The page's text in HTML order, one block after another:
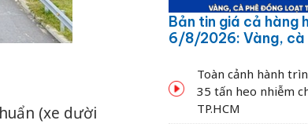
(xe dười
Bản tin giá cả hàng
6/8/2026: Vàng, cà
Toàn cảnh hành
35 tấn heo nhiễm
TP.HCM